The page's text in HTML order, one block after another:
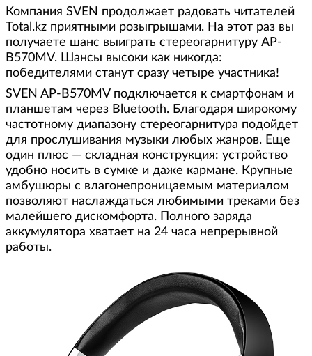
Компания SVEN продолжает радовать читателей
Total.kz приятными розыгрышами. На этот раз вы
получаете шанс выиграть стереогарнитуру AP-
B570MV. Шансы высоки как никогда:
победителями станут сразу четыре участника!
SVEN AP-B570MV подключается к смартфонам и
планшетам через Bluetooth. Благодаря широкому
частотному диапазону стереогарнитура подойдет
для прослушивания музыки любых жанров. Еще
один плюс — складная конструкция: устройство
удобно носить в сумке и даже кармане. Крупные
амбушюры с влагонепроницаемым материалом
позволяют наслаждаться любимыми треками без
малейшего дискомфорта. Полного заряда
аккумулятора хватает на 24 часа непрерывной
работы.